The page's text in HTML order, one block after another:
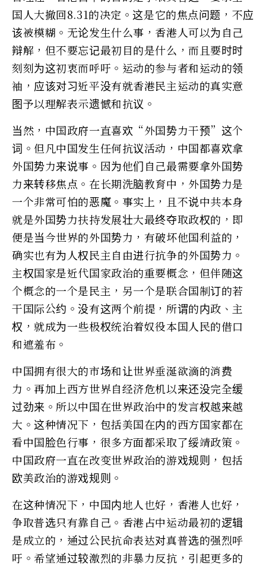
国人大撤回8.31的决定。这是它的焦点问题，不应
该被模糊。无论发生什么事，香港人可以为自己
辩解，但不要忘记最初目的是什么，而且要时时
刻刻为这初衷而呼吁。运动的参与者和运动的领
袖，应该对习近平没有就香港民主运动的真实意
图予以理解表示遗憾和抗议。
当然，中国政府一直喜欢“外国势力干预”这个
词。但凡中国发生任何抗议活动，中国都喜欢拿
外国势力来说事。因为他们自己最需要拿外国势
力来转移焦点。在长期洗脑教育中，外国势力是
一个非常可怕的恶魔。事实上，且不说中共本身
就是外国势力扶持发展壮大最终夺取政权的，即
便是当今世界的外国势力，有破坏他国利益的，
确实也有为人权民主自由进行抗争的外国势力。
主权国家是近代国家政治的重要概念，但伴随这
个概念的一个是民主，另一个是联合国制订的若
干国际公约。没有这两个前提，所谓的内政、主
权，就成为一些极权统治着奴役本国人民的借口
和遮羞布。
中国拥有很大的市场和让世界垂涎欲滴的消费
力。再加上西方世界自经济危机以来还没完全缓
过劲来。所以中国在世界政治中的发言权越来越
大。这种情况下，包括美国在内的西方国家都在
看中国脸色行事，很多方面都采取了绥靖政策。
中国政府一直在改变世界政治的游戏规则，包括
欧美政治的游戏规则。
在这种情况下，中国内地人也好，香港人也好，
争取普选只有靠自己。香港占中运动最初的逻辑
是成立的，通过公民抗命表达对真普选的强烈呼
吁。希望通过较激烈的非暴力反抗，引起更多的